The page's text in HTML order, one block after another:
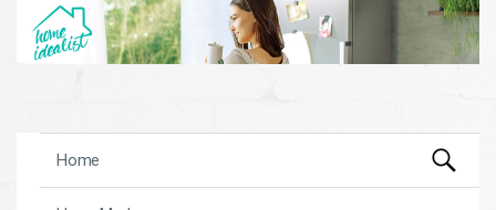
Skip to content
Home
Search
for: